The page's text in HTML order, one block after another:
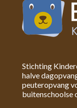
Stichting
halve
peuteropvang
buitenschoolse